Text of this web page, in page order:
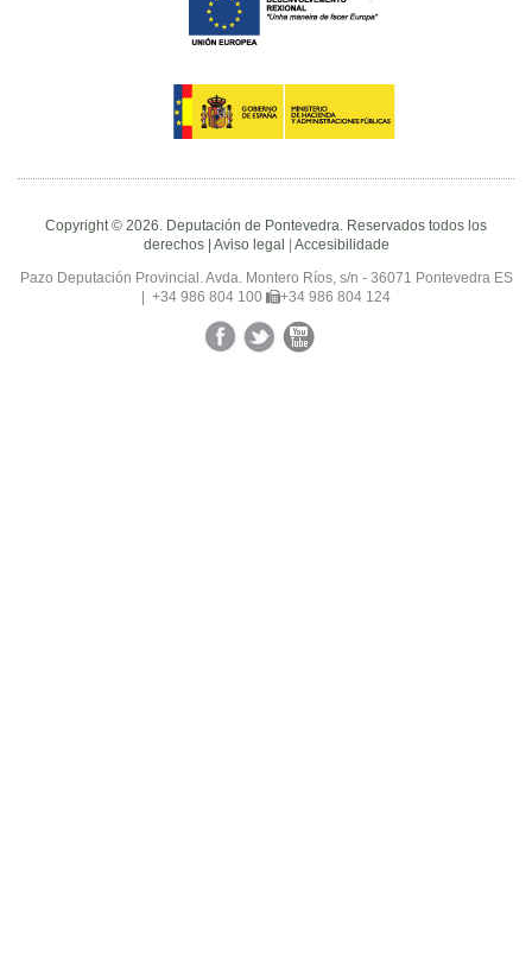
Copyright © 2026. Deputación de Pontevedra. Reservados todos los
derechos | Aviso legal | Accesibilidade
Pazo Deputación Provincial. Avda. Montero Ríos, s/n - 36071 Pontevedra ES
| +34 986 804 100
+34 986 804 124
FacebookTwitterYouTube